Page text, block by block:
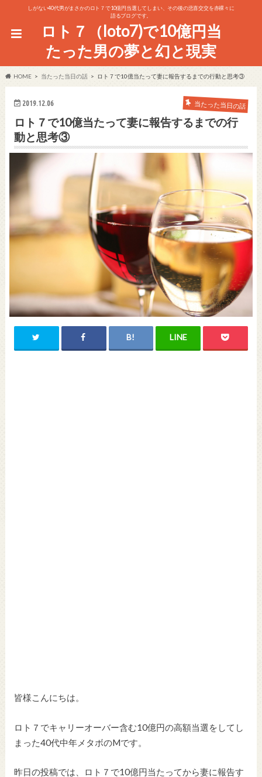
しがない40代男がまさかのロト７で10億円当選してしまい、その後の悲喜交交を赤裸々に
語るブログです。
ロト７（loto7)で10億円当
たった男の夢と幻と現実
HOME 当たった当日の話 ロト７で10億当たって妻に報告するまでの行動と思考③
2019.12.06 当たった当日の話
ロト７で10億当たって妻に報告するまでの行
動と思考③
皆様こんにちは。
ロト７でキャリーオーバー含む10億円の高額当選をしてし
まった40代中年メタボのMです。
昨日の投稿では、ロト７で10億円当たってから妻に報告す